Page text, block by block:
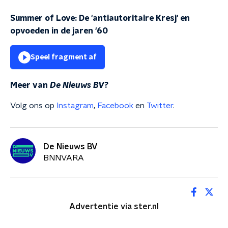
Summer of Love: De 'antiautoritaire Kresj' en
opvoeden in de jaren '60
Speel fragment af
Meer van De Nieuws BV?
Volg ons op Instagram, Facebook en Twitter.
De Nieuws BV
BNNVARA
Advertentie via ster.nl